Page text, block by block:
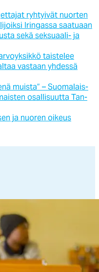
ryhtyivät nuorten
Iringassa saatuaan
sekä seksuaali- ja
taistelee
vastaan yhdessä
muis­ta” – Suo­ma­lais­
osal­li­suut­ta Tan­
ja nuo­ren oi­keus